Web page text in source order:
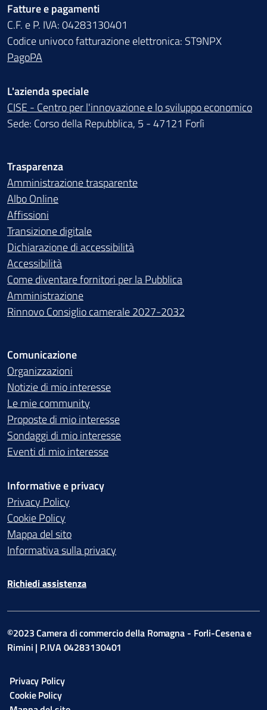
Fatture e pagamenti
C.F. e P. IVA: 04283130401
Codice univoco fatturazione elettronica: ST9NPX
PagoPA
L'azienda speciale
CISE - Centro per l'innovazione e lo sviluppo economico
Sede: Corso della Repubblica, 5 - 47121 Forlì
Trasparenza
Amministrazione trasparente
Albo Online
Affissioni
Transizione digitale
Dichiarazione di accessibilità
Accessibilità
Come diventare fornitori per la Pubblica
Amministrazione
Rinnovo Consiglio camerale 2027-2032
Comunicazione
Organizzazioni
Notizie di mio interesse
Le mie community
Proposte di mio interesse
Sondaggi di mio interesse
Eventi di mio interesse
Informative e privacy
Privacy Policy
Cookie Policy
Mappa del sito
Informativa sulla privacy
Richiedi assistenza
©2023 Camera di commercio della Romagna - Forli-Cesena e
Rimini | P.IVA 04283130401
Privacy Policy
Cookie Policy